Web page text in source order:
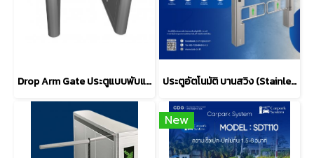
Drop Arm Gate ประตูแบบพับแขน ประตูอัตโนมัติ บานสวิง (Stainless Steel Swing Gate) รุ่น X310
New